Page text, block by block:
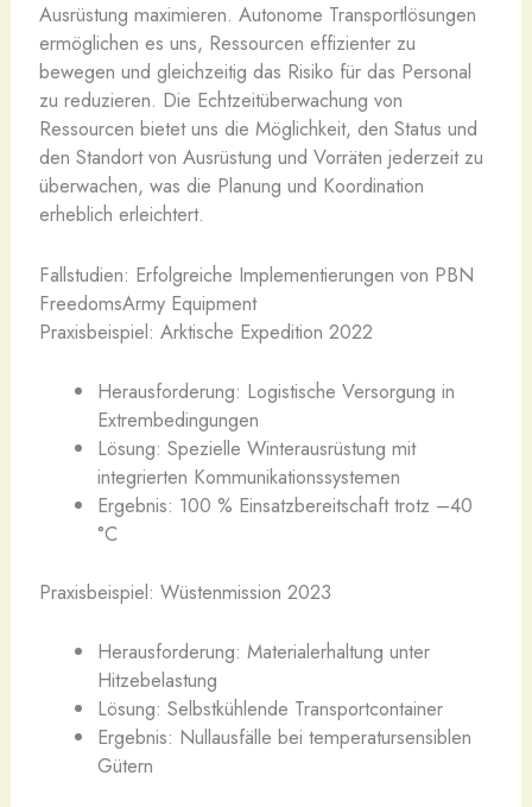
Ausrüstung maximieren. Autonome Transportlösungen
ermöglichen es uns, Ressourcen effizienter zu
bewegen und gleichzeitig das Risiko für das Personal
zu reduzieren. Die Echtzeitüberwachung von
Ressourcen bietet uns die Möglichkeit, den Status und
den Standort von Ausrüstung und Vorräten jederzeit zu
überwachen, was die Planung und Koordination
erheblich erleichtert.
Fallstudien: Erfolgreiche Implementierungen von PBN
FreedomsArmy Equipment
Praxisbeispiel: Arktische Expedition 2022
Herausforderung: Logistische Versorgung in
Extrembedingungen
Lösung: Spezielle Winterausrüstung mit
integrierten Kommunikationssystemen
Ergebnis: 100 % Einsatzbereitschaft trotz –40
°C
Praxisbeispiel: Wüstenmission 2023
Herausforderung: Materialerhaltung unter
Hitzebelastung
Lösung: Selbstkühlende Transportcontainer
Ergebnis: Nullausfälle bei temperatursensiblen
Gütern